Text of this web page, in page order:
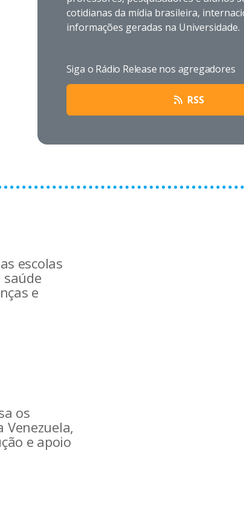
cotidianas da mídia brasileira,
informações geradas na Universidade.
Siga o Rádio Release nos agregadores
RSS
escolas
e
os
e apoio